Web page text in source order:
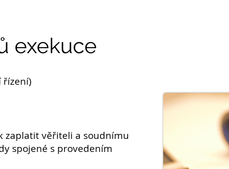
exekuce
řízení)
zaplatitvěřiteli a soudnímu
spojené s provedením